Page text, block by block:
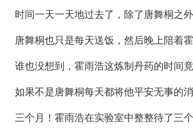
时间一天一天地过去了，除了唐舞桐之
唐舞桐也只是每天送饭，然后晚上陪着
谁也没想到，霍雨浩这炼制丹药的时间
如果不是唐舞桐每天都将他平安无事的
三个月！霍雨浩在实验室中整整待了三个